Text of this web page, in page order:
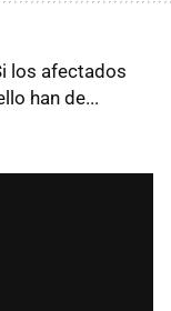
los afectados
han de...